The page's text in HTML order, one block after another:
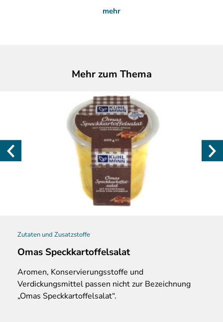
mehr
Mehr zum Thema
Zutaten und Zusatzstoffe
Omas Speckkartoffelsalat
Aromen, Konservierungsstoffe und
Verdickungsmittel passen nicht zur Bezeichnung
„Omas Speckkartoffelsalat“.